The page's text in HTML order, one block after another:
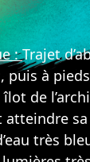
:Trajet
puis à
de
très